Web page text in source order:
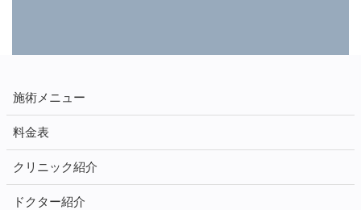
施術メニュー
料金表
クリニック紹介
ドクター紹介